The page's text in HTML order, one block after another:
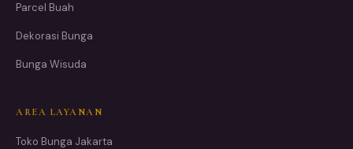
Parcel Buah
Dekorasi Bunga
Bunga Wisuda
AREA LAYANAN
Toko Bunga Jakarta